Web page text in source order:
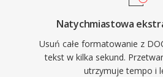
Natychmiastowa
Usuń całe formatowanie z
tekst w kilka sekund.
utrzymuje tempo i